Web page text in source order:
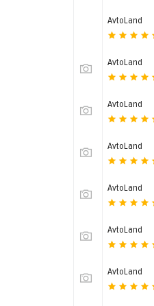
AvtoLand
AvtoLand
AvtoLand
AvtoLand
AvtoLand
AvtoLand
AvtoLand